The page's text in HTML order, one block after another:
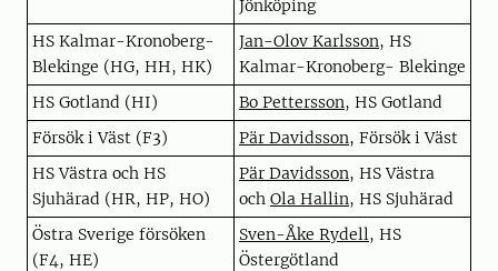
Jönköping
HS Kalmar-Kronoberg-
Blekinge (HG, HH, HK)
Jan-Olov Karlsson, HS
Kalmar-Kronoberg- Blekinge
HS Gotland (HI)
Bo Pettersson, HS Gotland
Försök i Väst (F3)
Pär Davidsson, Försök i Väst
HS Västra och HS
Sjuhärad (HR, HP, HO)
Pär Davidsson, HS Västra
och Ola Hallin, HS Sjuhärad
Östra Sverige försöken
(F4, HE)
Sven-Åke Rydell, HS
Östergötland